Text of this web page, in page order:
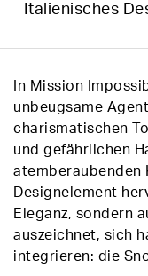
Italienisches
In Mission
unbeugsame
charismatischen
und gefährlichen
atemberaubenden
Designelement
Eleganz, sondern
auszeichnet, sich
integrieren: die